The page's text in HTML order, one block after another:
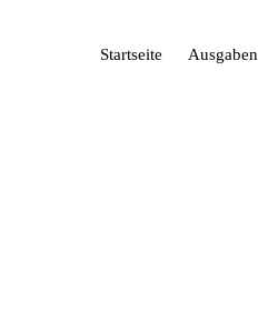
Startseite Ausgaben